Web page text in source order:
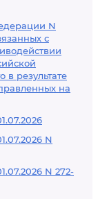
N
с
результате
на
N
N 272-